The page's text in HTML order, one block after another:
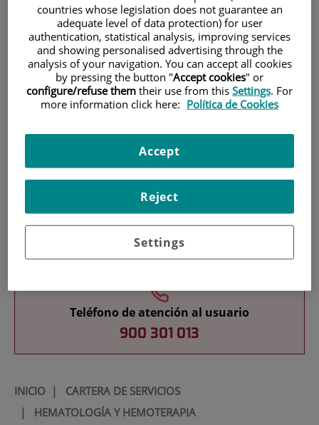
Investigación
Teléfono de atención al usuario
900 301 013
INICIO| CARTERA DE SERVICIOS
| HEMATOLOGÍA Y HEMOTERAPIA
countries whose legislation does not guarantee an
adequate level of data protection) for user
authentication, statistical analysis, improving services
and showing personalised advertising through the
analysis of your navigation. You can accept all cookies
by pressing the button "Accept cookies" or
configure/refuse them their use from this Settings. For
more information click here: Política de Cookies
Settings
Reject
Accept